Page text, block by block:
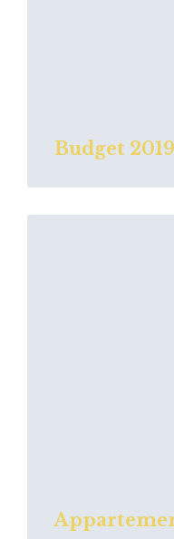
Budget 2019
Read